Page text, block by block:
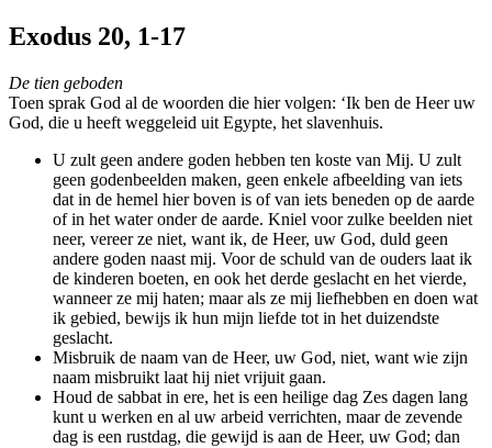
Exodus 20, 1-17
De tien geboden
Toen sprak God al de woorden die hier volgen: ‘Ik ben de Heer uw
God, die u heeft weggeleid uit Egypte, het slavenhuis.
U zult geen andere goden hebben ten koste van Mij. U zult
geen godenbeelden maken, geen enkele afbeelding van iets
dat in de hemel hier boven is of van iets beneden op de aarde
of in het water onder de aarde. Kniel voor zulke beelden niet
neer, vereer ze niet, want ik, de Heer, uw God, duld geen
andere goden naast mij. Voor de schuld van de ouders laat ik
de kinderen boeten, en ook het derde geslacht en het vierde,
wanneer ze mij haten; maar als ze mij liefhebben en doen wat
ik gebied, bewijs ik hun mijn liefde tot in het duizendste
geslacht.
Misbruik de naam van de Heer, uw God, niet, want wie zijn
naam misbruikt laat hij niet vrijuit gaan.
Houd de sabbat in ere, het is een heilige dag Zes dagen lang
kunt u werken en al uw arbeid verrichten, maar de zevende
dag is een rustdag, die gewijd is aan de Heer, uw God; dan